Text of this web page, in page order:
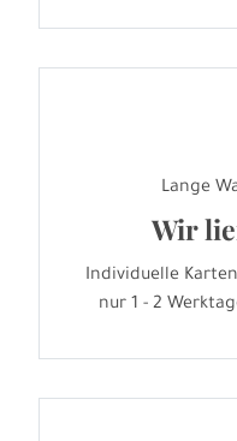
Lange
Wir
Individuelle
nur 1 - 2